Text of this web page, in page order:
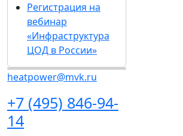
Регистрация на
вебинар
«Инфраструктура
ЦОД в России»
heatpower@mvk.ru
+7 (495) 846-94-
14